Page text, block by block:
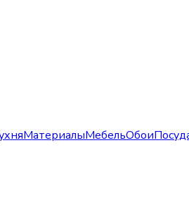
МатериалыМебельОбои